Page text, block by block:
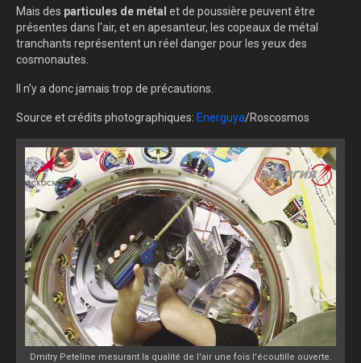
Mais des particules de métal et de poussière peuvent être
présentes dans l'air, et en apesanteur, les copeaux de métal
tranchants représentent un réel danger pour les yeux des
cosmonautes.
Il n'y a donc jamais trop de précautions.
Source et crédits photographiques: Energuya/Roscosmos
Dmitry Peteline mesurant la qualité de l'air une fois l'écoutille ouverte.